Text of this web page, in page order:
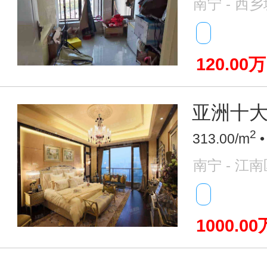
南宁 - 西乡
120.00万
亚洲十
313.00/m2
南宁 - 江南
1000.00